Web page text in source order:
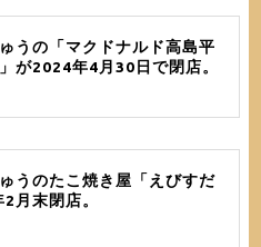
うの「マクドナルド高島平
が2024年4月30日で閉店。
うのたこ焼き屋「えびすだ
月末閉店。